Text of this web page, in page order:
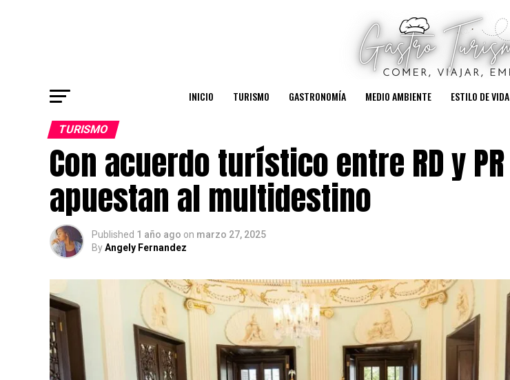
INICIO TURISMO GASTRONOMÍA MEDIO AMBIENTE ESTILO DE VIDA
TURISMO
Con acuerdo turístico ​entre RD y PR
apuestan al multidestino
Published 1 año ago on marzo 27, 2025
ByAngely Fernandez